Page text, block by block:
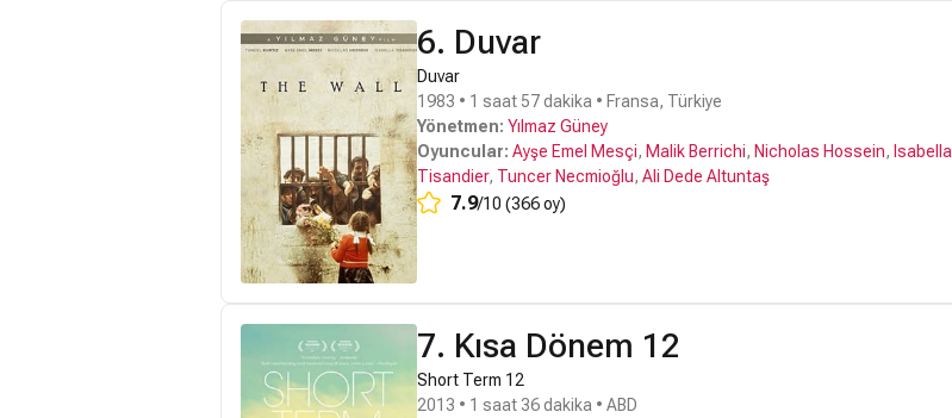
6. Duvar
Duvar
1983 • 1 saat 57 dakika • Fransa, Türkiye
Yönetmen: Yılmaz Güney
Oyuncular: Ayşe Emel Mesçi, Malik Berrichi, Nicholas Hossein, Isabella
Tisandier, Tuncer Necmioğlu, Ali Dede Altuntaş
7.9/10 (366 oy)
7. Kısa Dönem 12
Short Term 12
2013 • 1 saat 36 dakika • ABD